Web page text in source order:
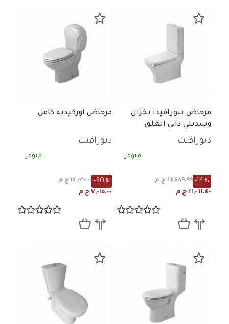
مرحاض بيورافيدا بخزان
وسديلي ذاتي الغلق
ديورافيت
متوفر
٢٤,٤٨٩.٩٩ ج م -14%
٢١,٠٦١.٤٠ ج م
مرحاض اوركيديه كامل
ديورافيت
متوفر
١٤,٠٣٠.٠٠ ج م -50%
٧,٠١٥.٠٠ ج م